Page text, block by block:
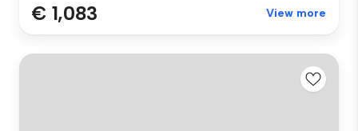
€ 1,083 View more